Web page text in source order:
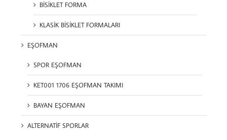
BİSİKLET FORMA
KLASİK BİSİKLET FORMALARI
EŞOFMAN
SPOR EŞOFMAN
KET001 1706 EŞOFMAN TAKIMI
BAYAN EŞOFMAN
ALTERNATİF SPORLAR